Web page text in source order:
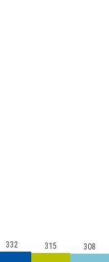
332 315 308